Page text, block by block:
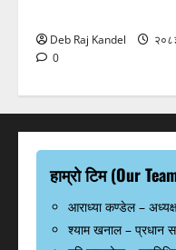
Deb Raj Kandel
0
हाम्रो टिम (Our
आराध्या कण्डेल –
श्याम खनाल – प्रधान